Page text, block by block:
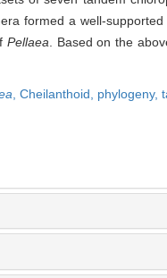
formed a well-
Pellaea . Based on the
Cheilanthoid, phylogeny,